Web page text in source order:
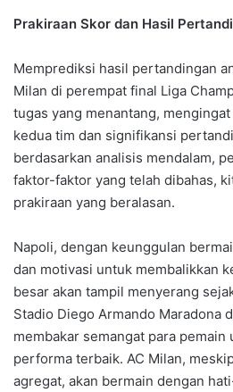
Prakiraan Skor dan Hasil
Memprediksi hasil pertandingan
Milan di perempat final Liga
tugas yang menantang,
kedua tim dan signifikansi
berdasarkan analisis mendalam,
faktor-faktor yang telah dibahas,
prakiraan yang beralasan.
Napoli, dengan keunggulan
dan motivasi untuk membalikkan
besar akan tampil menyerang
Stadio Diego Armando Maradona
membakar semangat para pemain
performa terbaik. AC Milan,
agregat, akan bermain dengan